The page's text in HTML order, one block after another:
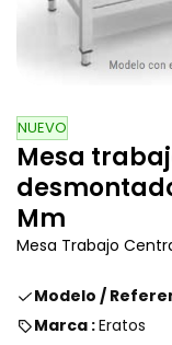
NUEVO
Mesa
Mm
Mesa Trabajo
Modelo /
Marca :Eratos